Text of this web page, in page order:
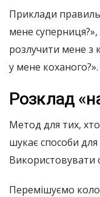
Приклади
мене
розлучити мене з
у мене коханого?».
Розклад
Метод для тих, хто
шукає способи
Використовувати
Перемішуємо